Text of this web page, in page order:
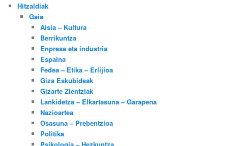
Hitzaldiak
Gaia
Aisia – Kultura
Berrikuntza
Enpresa eta industria
Espaina
Fedea – Etika – Erlijioa
Giza Eskubideak
Gizarte Zientziak
Lankidetza – Elkartasuna – Garapena
Nazioartea
Osasuna – Prebentzioa
Politika
Psikologia – Hezkuntza